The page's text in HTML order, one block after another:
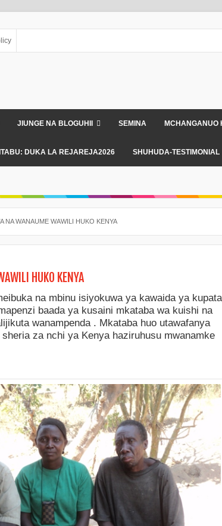
JIUNGE NA BLOGUHII SEMINA MCHANGANUO
DUKA LA REJAREJA2026 SHUHUDA-TESTIMONIAL
NA WANAUME WAWILI HUKO KENYA
HUKO KENYA
na mbinu isiyokuwa ya kawaida ya kupata
baada ya kusaini mkataba wa kuishi na
wanampenda . Mkataba huo utawafanya
za nchi ya Kenya haziruhusu mwanamke
YA BIASHARA DUKA LA REJAREJA NEW TECH